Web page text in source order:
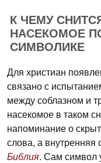
К ЧЕМУ
НАСЕКОМОЕ
СИМВОЛИКЕ
Для христиан
связано с
между соблазном и
насекомое в таком
напоминание о
слова, а внутренняя
Библия. Сам символ